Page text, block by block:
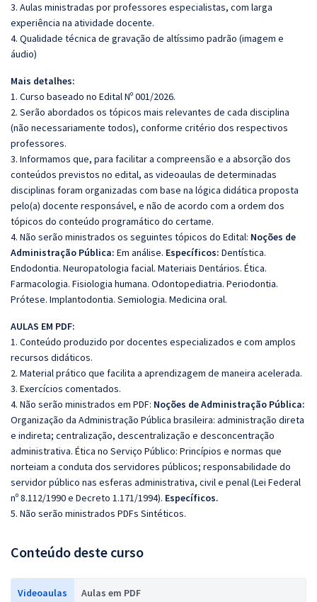
3. Aulas ministradas por professores especialistas, com larga
experiência na atividade docente.
4. Qualidade técnica de gravação de altíssimo padrão (imagem e
áudio)
Mais detalhes:
1. Curso baseado no Edital Nº 001/2026.
2. Serão abordados os tópicos mais relevantes de cada disciplina
(não necessariamente todos), conforme critério dos respectivos
professores.
3. Informamos que, para facilitar a compreensão e a absorção dos
conteúdos previstos no edital, as videoaulas de determinadas
disciplinas foram organizadas com base na lógica didática proposta
pelo(a) docente responsável, e não de acordo com a ordem dos
tópicos do conteúdo programático do certame.
4. Não serão ministrados os seguintes tópicos do Edital: Noções de
Administração Pública: Em análise. Específicos: Dentística.
Endodontia. Neuropatologia facial. Materiais Dentários. Ética.
Farmacologia. Fisiologia humana. Odontopediatria. Periodontia.
Prótese. Implantodontia. Semiologia. Medicina oral.
AULAS EM PDF:
1. Conteúdo produzido por docentes especializados e com amplos
recursos didáticos.
2. Material prático que facilita a aprendizagem de maneira acelerada.
3. Exercícios comentados.
4. Não serão ministrados em PDF: Noções de Administração Pública:
Organização da Administração Pública brasileira: administração direta
e indireta; centralização, descentralização e desconcentração
administrativa. Ética no Serviço Público: Princípios e normas que
norteiam a conduta dos servidores públicos; responsabilidade do
servidor público nas esferas administrativa, civil e penal (Lei Federal
nº 8.112/1990 e Decreto 1.171/1994). Específicos.
5. Não serão ministrados PDFs Sintéticos.
Conteúdo deste curso
Videoaulas Aulas em PDF